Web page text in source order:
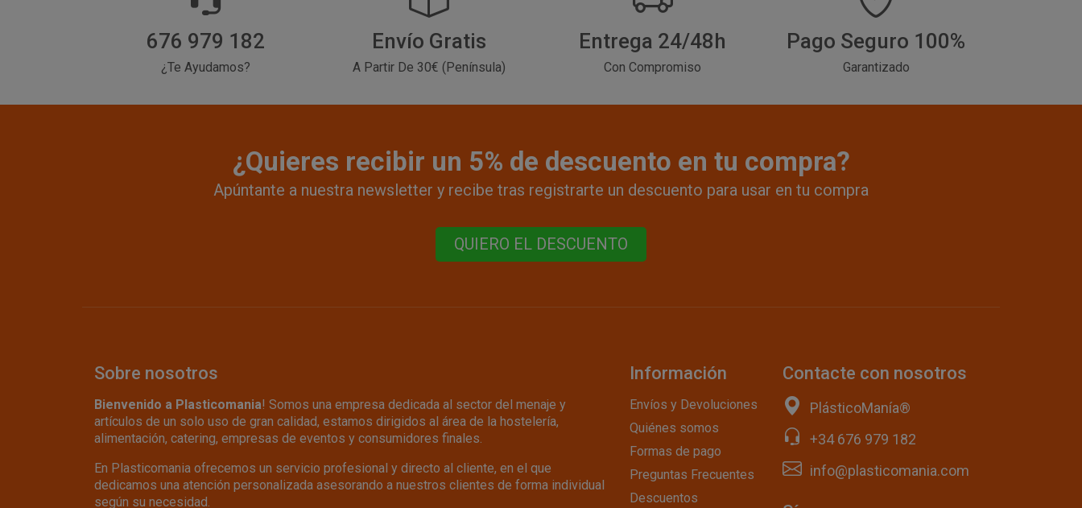
676 979 182
¿Te Ayudamos?
Envío Gratis
A Partir De 30€ (Península)
Entrega 24/48h
Con Compromiso
Pago Seguro 100%
Garantizado
¿Quieres recibir un 5% de descuento en tu compra?
Apúntante a nuestra newsletter y recibe tras registrarte un descuento para usar en tu compra
QUIERO EL DESCUENTO
Sobre nosotros
Bienvenido a Plasticomania! Somos una empresa dedicada al sector del menaje y
artículos de un solo uso de gran calidad, estamos dirigidos al área de la hostelería,
alimentación, catering, empresas de eventos y consumidores finales.
En Plasticomania ofrecemos un servicio profesional y directo al cliente, en el que
dedicamos una atención personalizada asesorando a nuestros clientes de forma individual
según su necesidad.
Información
Envíos y Devoluciones
Quiénes somos
Formas de pago
Preguntas Frecuentes
Descuentos
Contacte con nosotros
PlásticoManía®
+34 676 979 182
info@plasticomania.com